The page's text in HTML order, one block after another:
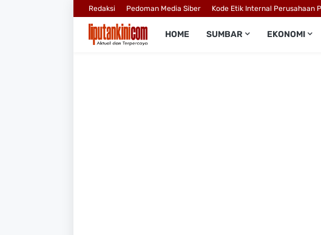
Redaksi Pedoman Media Siber Kode Etik Internal Perusahaan
HOME SUMBAR EKONOMI